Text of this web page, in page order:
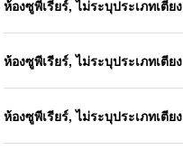
ห้องซูพีเรียร์, ไม่ระบุประเภทเตียง
ห้องซูพีเรียร์, ไม่ระบุประเภทเตียง
ห้องซูพีเรียร์, ไม่ระบุประเภทเตียง